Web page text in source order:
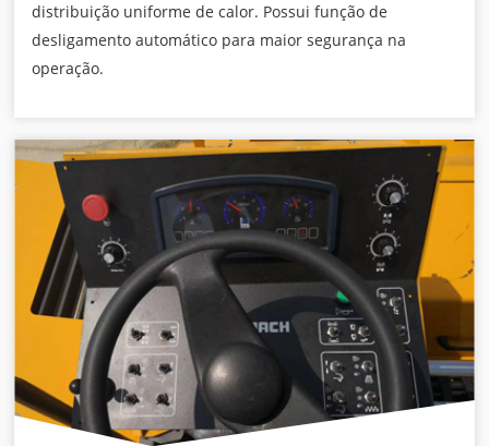
distribuição uniforme de calor. Possui função de
desligamento automático para maior segurança na
operação.